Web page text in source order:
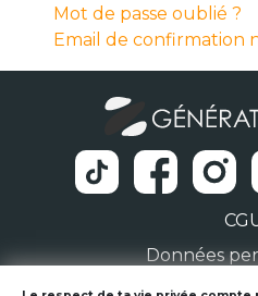
Mot de passe oublié ?
Email de confirmation
Données